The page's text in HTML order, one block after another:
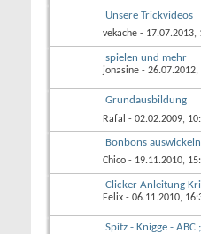
Unsere Trickvideos
vekache - 17.07.2013,
spielen und mehr
jonasine - 26.07.2012,
Grundausbildung
Rafal - 02.02.2009,
Bonbons
Chico - 19.11.2010,
Clicker Anleitung
Felix - 06.11.2010,
Spitz - Knigge - ABC